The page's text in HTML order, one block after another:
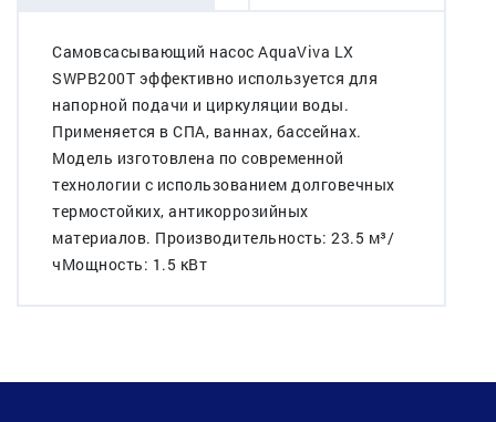
Самовсасывающий насос AquaViva LX
SWPB200T эффективно используется для
напорной подачи и циркуляции воды.
Применяется в СПА, ваннах, бассейнах.
Модель изготовлена по современной
технологии с использованием долговечных
термостойких, антикоррозийных
материалов. Производительность: 23.5 м³/
чМощность: 1.5 кВт